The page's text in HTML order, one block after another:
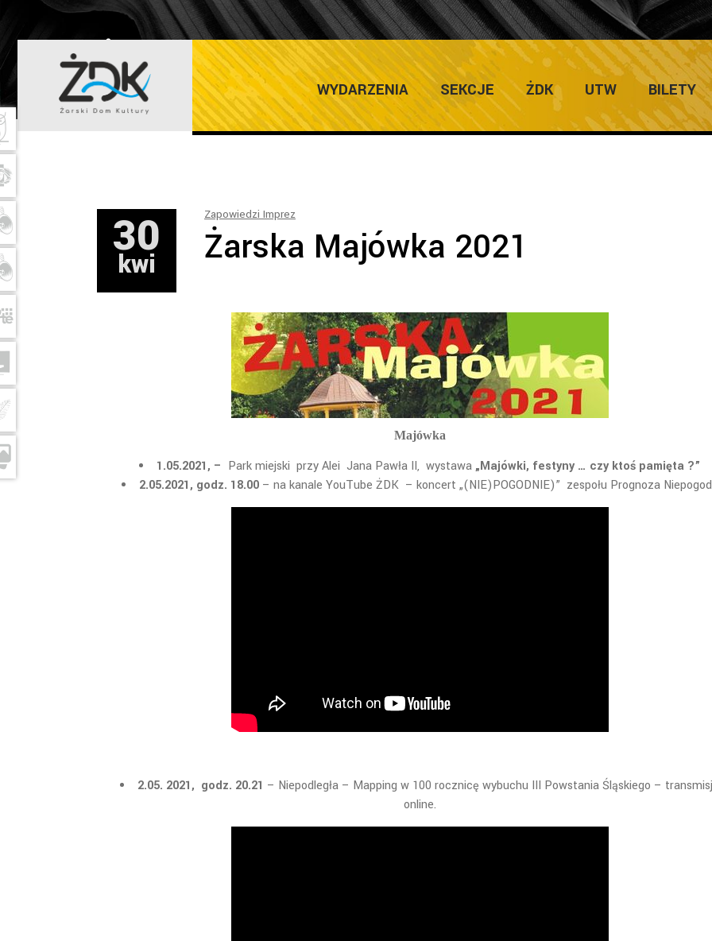
WYDARZENIA SEKCJE ŻDK UTW BILETY
ŻARSKI DOM KULTURY
30
kwi
Zapowiedzi Imprez
Żarska Majówka 2021
Majówka
1.05.2021, – Park miejski przy Alei Jana Pawła II, wystawa „Majówki, festyny … czy ktoś pamięta ?”
2.05.2021, godz. 18.00 – na kanale YouTube ŻDK – koncert „(NIE)POGODNIE)” zespołu Prognoza
2.05. 2021, godz. 20.21 – Niepodległa – Mapping w 100 rocznicę wybuchu III Powstania Śląskiego –
online.